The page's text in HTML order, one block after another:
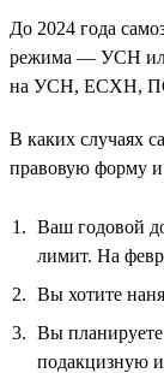
До 2024 года
режима — УСН
на УСН, ЕСХН,
В каких случаях
правовую форму
Ваш годовой
лимит. На
Вы хотите
Вы планируете
подакцизную